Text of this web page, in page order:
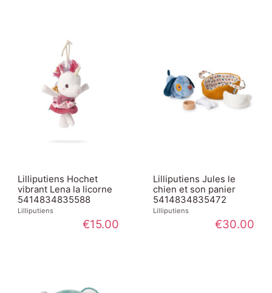
Lilliputiens Hochet
vibrant Lena la licorne
5414834835588
Lilliputiens
€15.00
Lilliputiens Jules le
chien et son panier
5414834835472
Lilliputiens
€30.00